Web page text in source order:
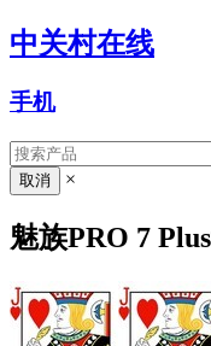
中关村在线
手机
×
魅族PRO 7